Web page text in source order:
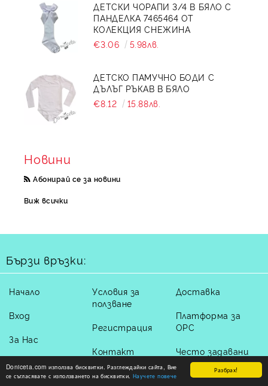
Разбрах!
Doniceta.com използва бисквитки. Разглеждайки сайта, Вие
се съгласявате с използването на бисквитки. Научете повече
ДЕТСКИ ЧОРАПИ 3/4 В БЯЛО С
ПАНДЕЛКА 7465464 ОТ
КОЛЕКЦИЯ СНЕЖИНА
€3.06
5.98лв.
ДЕТСКО ПАМУЧНО БОДИ С
ДЪЛЪГ РЪКАВ В БЯЛО
€8.12
15.88лв.
Новини
Абонирай се за новини
Виж всички
Бързи връзки:
Начало
Вход
За Нас
Лични Данни
Условия за
ползване
Регистрация
Контакт
Рекламации
Доставка
Платформа за
ОРС
Често задавани
въпроси